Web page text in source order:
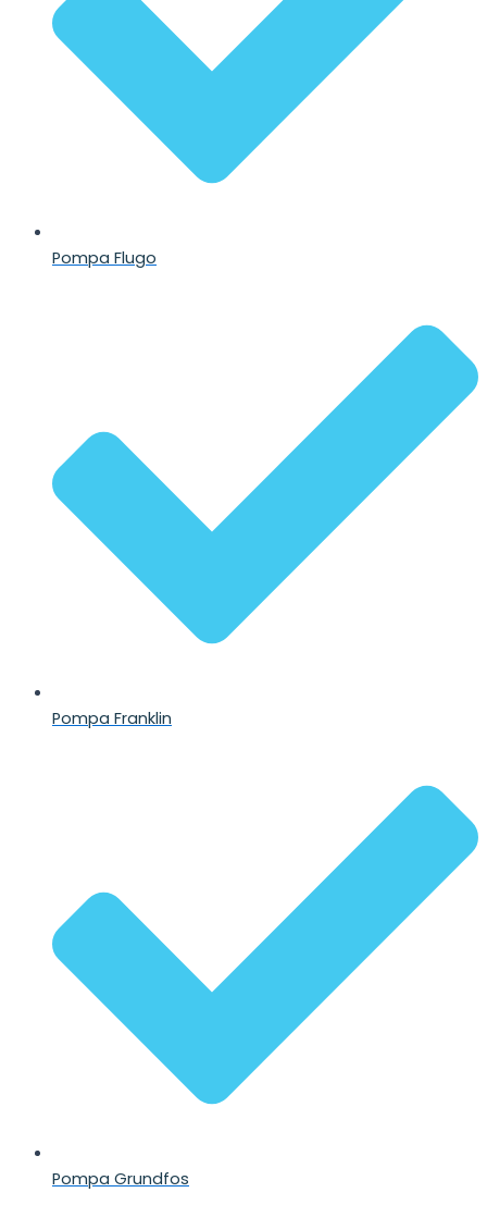
Pompa Flugo
Pompa Franklin
Pompa Grundfos